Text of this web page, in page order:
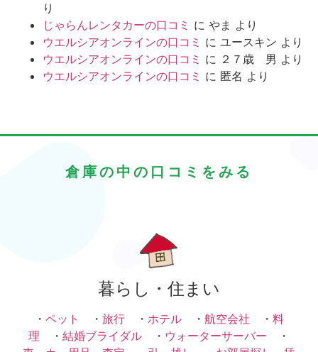
り
じゃらんレンタカーの口コミ に やま より
ウエルシアオンラインの口コミ に ユースキン より
ウエルシアオンラインの口コミ に ２７歳 男 より
ウエルシアオンラインの口コミ に 匿名 より
倉庫の中の口コミをみる
暮らし・住まい
・ ペット ・ 旅行 ・ ホテル ・ 航空会社 ・ 料
理 ・ 結婚ブライダル ・ ウォーターサーバー ・